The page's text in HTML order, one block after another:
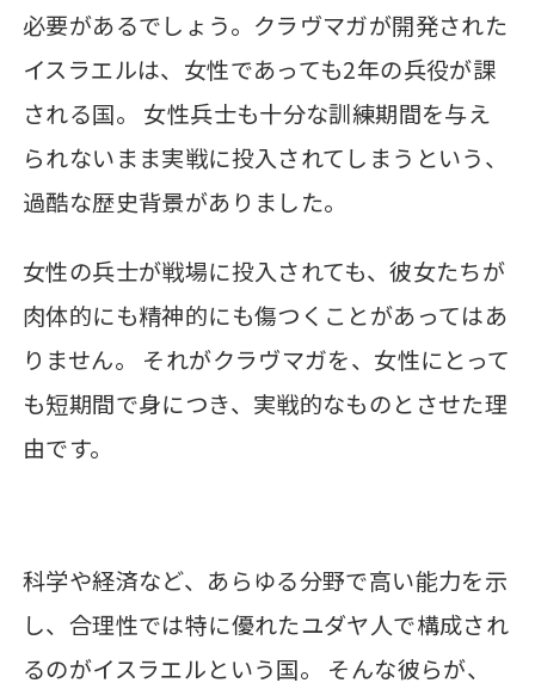
必要があるでしょう。クラヴマガが開発された
イスラエルは、女性であっても2年の兵役が課
される国。 女性兵士も十分な訓練期間を与え
られないまま実戦に投入されてしまうという、
過酷な歴史背景がありました。
女性の兵士が戦場に投入されても、彼女たちが
肉体的にも精神的にも傷つくことがあってはあ
りません。 それがクラヴマガを、女性にとって
も短期間で身につき、実戦的なものとさせた理
由です。
科学や経済など、あらゆる分野で高い能力を示
し、合理性では特に優れたユダヤ人で構成され
るのがイスラエルという国。 そんな彼らが、